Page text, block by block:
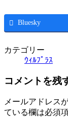
Bluesky
カテゴリー
ｳｨﾙﾌﾟﾗｽ
コメントを残
メールアドレス
ている欄は必須